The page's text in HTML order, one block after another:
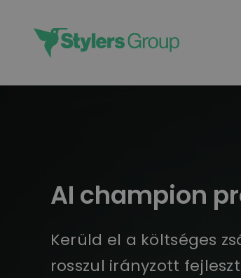
content
AI champion
Kerüld el a költséges
rosszul irányzott